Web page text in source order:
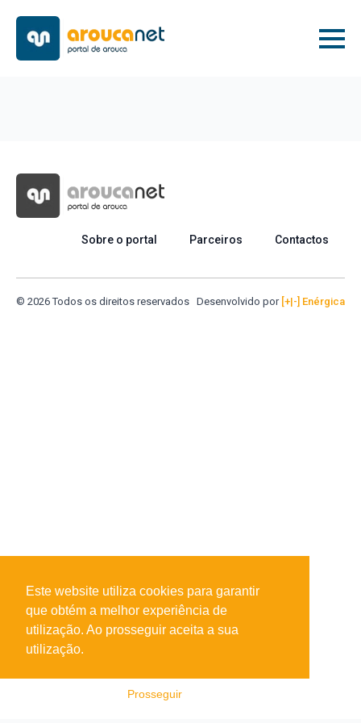
Sobre o portal Parceiros Contactos
© 2026 Todos os direitos reservados Desenvolvido por [+|-] Enérgica
Este website utiliza cookies para garantir
que obtém a melhor experiência de
utilização. Ao prosseguir aceita a sua
utilização.
Prosseguir